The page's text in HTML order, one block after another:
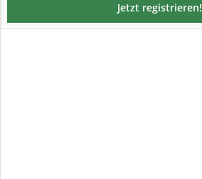
Jetzt registrieren!